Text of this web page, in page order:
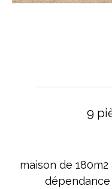
9
maison de
dépendance